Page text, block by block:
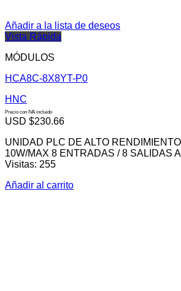
Añadir a la lista de deseos
Vista Rápida
MÓDULOS
HCA8C-8X8YT-P0
HNC
Precio con IVA incluido
USD $230.66
UNIDAD PLC DE ALTO
10W/MAX 8 ENTRADAS / 8 SALIDAS
Visitas: 255
Añadir al carrito